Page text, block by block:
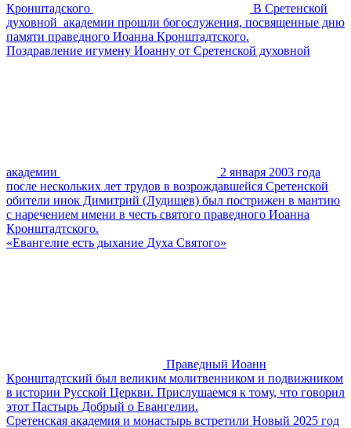
Кронштадского
В Сретенской
духовной академии прошли богослужения, посвященные дню
памяти праведного Иоанна Кронштадтского.
Поздравление игумену Иоанну от Сретенской духовной
академии
2 января 2003 года
после нескольких лет трудов в возрождавшейся Сретенской
обители инок Димитрий (Лудищев) был пострижен в мантию
с наречением имени в честь святого праведного Иоанна
Кронштадтского.
«Евангелие есть дыхание Духа Святого»
Праведный Иоанн
Кронштадтский был великим молитвенником и подвижником
в истории Русской Церкви. Прислушаемся к тому, что говорил
этот Пастырь Добрый о Евангелии.
Сретенская академия и монастырь встретили Новый 2025 год